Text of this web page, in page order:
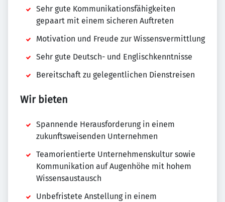
Sehr gute Kommunikationsfähigkeiten
gepaart mit einem sicheren Auftreten
Motivation und Freude zur Wissensvermittlung
Sehr gute Deutsch- und Englischkenntnisse
Bereitschaft zu gelegentlichen Dienstreisen
Wir bieten
Spannende Herausforderung in einem
zukunftsweisenden Unternehmen
Teamorientierte Unternehmenskultur sowie
Kommunikation auf Augenhöhe mit hohem
Wissensaustausch
Unbefristete Anstellung in einem